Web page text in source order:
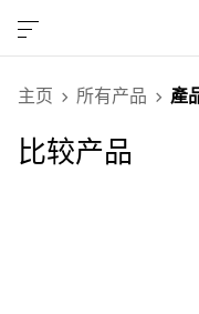
主页 所有产品 產
比较产品